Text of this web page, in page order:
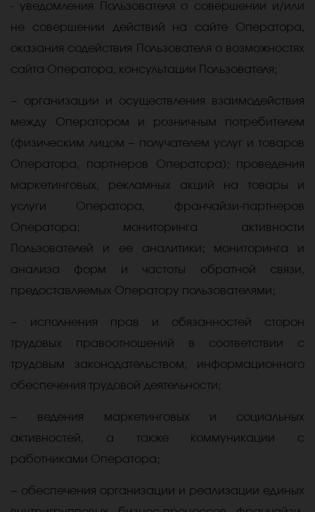
- уведомления Пользователя о совершении и/или
не совершении действий на сайте Оператора,
оказания содействия Пользователя о возможностях
сайта Оператора, консультации Пользователя;
− организации и осуществления взаимодействия
между Оператором и розничным потребителем
(физическим лицом – получателем услуг и товаров
Оператора, партнеров Оператора); проведения
маркетинговых, рекламных акций на товары и
услуги Оператора, франчайзи-партнеров
Оператора; мониторинга активности
Пользователей и ее аналитики; мониторинга и
анализа форм и частоты обратной связи,
предоставляемых Оператору пользователями;
− исполнения прав и обязанностей сторон
трудовых правоотношений в соответствии с
трудовым законодательством, информационного
обеспечения трудовой деятельности;
− ведения маркетинговых и социальных
активностей, а также коммуникации с
работниками Оператора;
− обеспечения организации и реализации единых